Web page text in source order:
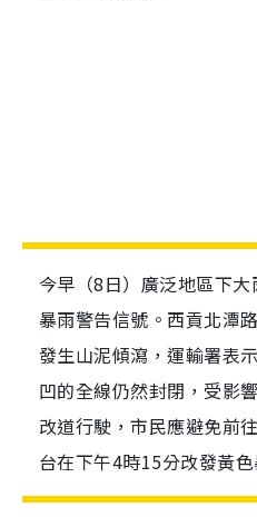
今早（8日）廣泛地區下
暴雨警告信號。西貢北潭
發生山泥傾瀉，運輸署表
凹的全線仍然封閉，受影
改道行駛，市民應避免前
台在下午4時15分改發黃